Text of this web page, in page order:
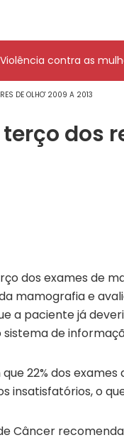
Violência contra as
DE OLHO' 2009 A 2013
terço dos
dos exames de
mamografia e
a paciente já
sistema de
22% dos
insatisfatórios, o
Câncer